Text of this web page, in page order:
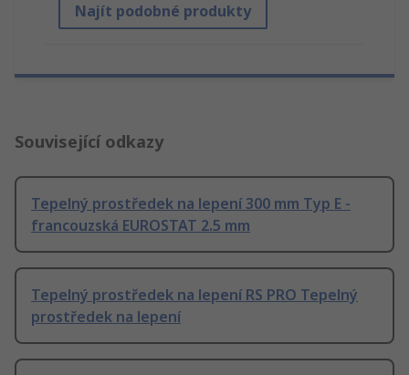
Najít podobné produkty
Související odkazy
Tepelný prostředek na lepení 300 mm Typ E -
francouzská EUROSTAT 2.5 mm
Tepelný prostředek na lepení RS PRO Tepelný
prostředek na lepení